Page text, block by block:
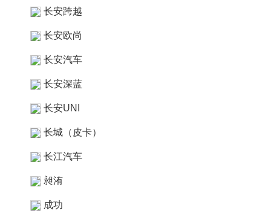
长安跨越
长安欧尚
长安汽车
长安深蓝
长安UNI
长城（皮卡）
长江汽车
昶洧
成功